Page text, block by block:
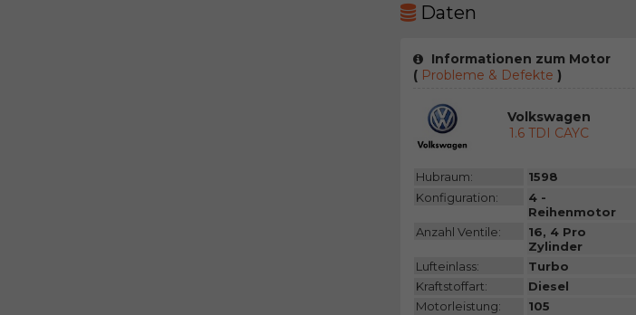
Daten
Informationen zum Motor
(Probleme & Defekte )
Volkswagen
1.6 TDI CAYC
Hubraum: 1598
Konfiguration:
4 -
Reihenmotor
Anzahl Ventile:
16, 4 Pro
Zylinder
Lufteinlass:
Turbo
Kraftstoffart:
Diesel
Motorleistung:
105